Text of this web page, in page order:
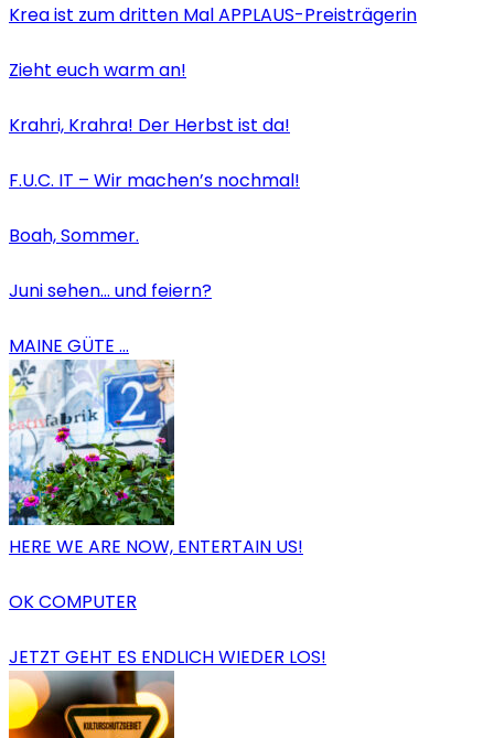
Krea ist zum dritten Mal APPLAUS-Preisträgerin
Zieht euch warm an!
Krahri, Krahra! Der Herbst ist da!
F.U.C. IT – Wir machen’s nochmal!
Boah, Sommer.
Juni sehen… und feiern?
MAINE GÜTE …
HERE WE ARE NOW, ENTERTAIN US!
OK COMPUTER
JETZT GEHT ES ENDLICH WIEDER LOS!